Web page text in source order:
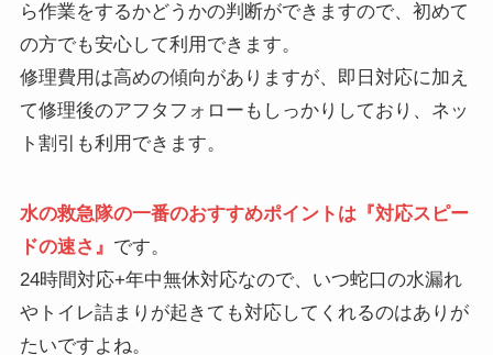
ら作業をするかどうかの判断ができますので、初めて
の方でも安心して利用できます。
修理費用は高めの傾向がありますが、即日対応に加え
て修理後のアフタフォローもしっかりしており、ネッ
ト割引も利用できます。
水の救急隊の一番のおすすめポイントは『対応スピー
ドの速さ』 です。
24時間対応+年中無休対応なので、いつ蛇口の水漏れ
やトイレ詰まりが起きても対応してくれるのはありが
たいですよね。